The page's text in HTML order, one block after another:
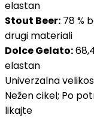
elastan
Stout Beer: 78 %
drugi materiali
Dolce Gelato:
elastan
Univerzalna
Nežen cikel; Po
likajte